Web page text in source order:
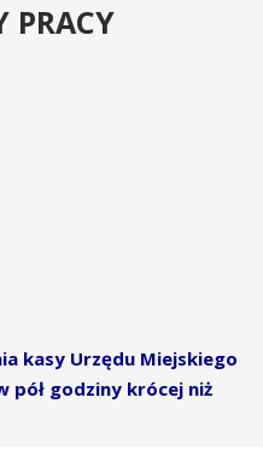
PRACY
kasy Urzędu Miejskiego
pół godziny krócej niż